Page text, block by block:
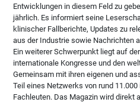
Entwicklungen in diesem Feld zu
jährlich. Es informiert seine
klinischer Fallberichte, Updates zu
aus der Industrie sowie Nachrichten
Ein weiterer Schwerpunkt liegt auf
internationale Kongresse und den
Gemeinsam mit ihren eigenen und
Teil eines Netzwerks von rund
Fachleuten. Das Magazin wird direkt